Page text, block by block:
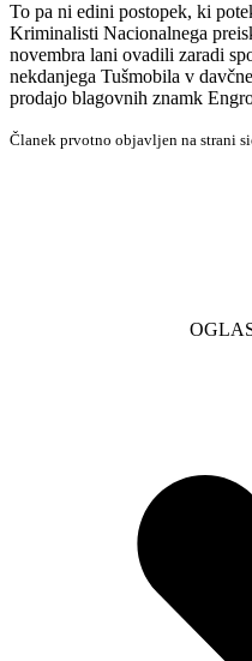
To pa ni edini postopek, ki
Kriminalisti Nacionalnega
novembra lani ovadili zaradi
nekdanjega Tušmobila v
prodajo blagovnih znamk
Članek prvotno objavljen na strani